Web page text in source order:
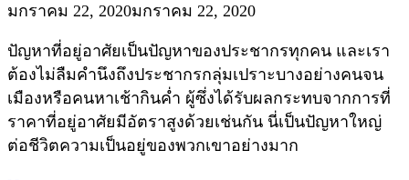
มกราคม 22, 2020มกราคม 22, 2020
ปัญหาที่อยู่อาศัยเป็นปัญหาของประชากรทุกคน และเรา
ต้องไม่ลืมคำนึงถึงประชากรกลุ่มเปราะบางอย่างคนจน
เมืองหรือคนหาเช้ากินค่ำ ผู้ซึ่งได้รับผลกระทบจากการที่
ราคาที่อยู่อาศัยมีอัตราสูงด้วยเช่นกัน นี่เป็นปัญหาใหญ่
ต่อชีวิตความเป็นอยู่ของพวกเขาอย่างมาก